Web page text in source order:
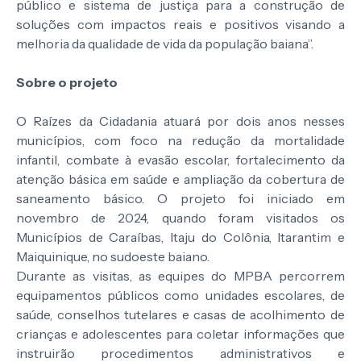
público e sistema de justiça para a construção de
soluções com impactos reais e positivos visando a
melhoria da qualidade de vida da população baiana”.
Sobre o projeto
O Raízes da Cidadania atuará por dois anos nesses
municípios, com foco na redução da mortalidade
infantil, combate à evasão escolar, fortalecimento da
atenção básica em saúde e ampliação da cobertura de
saneamento básico. O projeto foi iniciado em
novembro de 2024, quando foram visitados os
Municípios de Caraíbas, Itaju do Colônia, Itarantim e
Maiquinique, no sudoeste baiano.
Durante as visitas, as equipes do MPBA percorrem
equipamentos públicos como unidades escolares, de
saúde, conselhos tutelares e casas de acolhimento de
crianças e adolescentes para coletar informações que
instruirão procedimentos administrativos e